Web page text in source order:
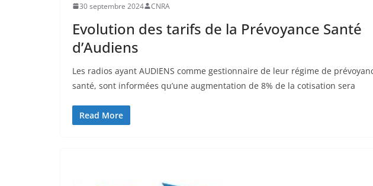
30 septembre 2024 CNRA
Evolution des tarifs de la Prévoyance Santé
d’Audiens
Les radios ayant AUDIENS comme gestionnaire de leur régime de
santé, sont informées qu’une augmentation de 8% de la cotisation sera
Read More